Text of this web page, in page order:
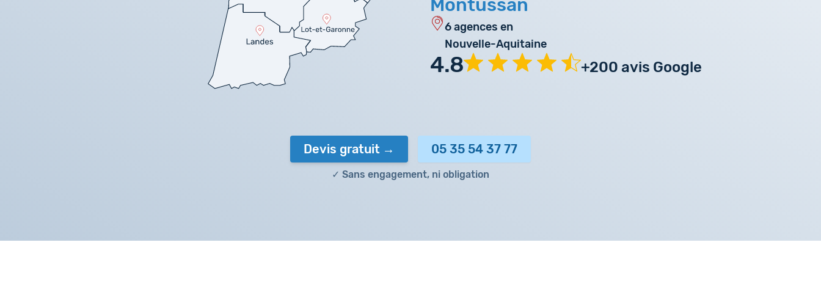
Montussan
6 agences en
Nouvelle-Aquitaine
4.8 +200 avis Google
Devis gratuit 05 35 54 37 77
✓ Sans engagement, ni obligation